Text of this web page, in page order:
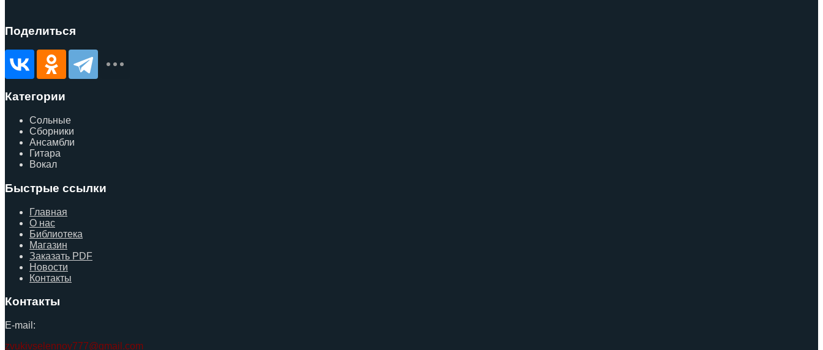
Поделиться
Категории
Сольные
Сборники
Ансамбли
Гитара
Вокал
Быстрые ссылки
Главная
О нас
Библиотека
Магазин
Заказать PDF
Новости
Контакты
Контакты
E-mail:
zvukivselennoy777@gmail.com